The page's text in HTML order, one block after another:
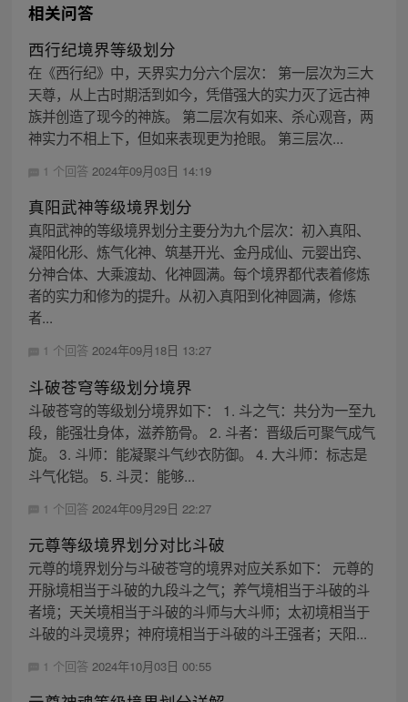
相关问答
西行纪境界等级划分
在《西行纪》中，天界实力分六个层次： 第一层次为三大
天尊，从上古时期活到如今，凭借强大的实力灭了远古神
族并创造了现今的神族。 第二层次有如来、杀心观音，两
神实力不相上下，但如来表现更为抢眼。 第三层次...
1 个回答 2024年09月03日 14:19
真阳武神等级境界划分
真阳武神的等级境界划分主要分为九个层次：初入真阳、
凝阳化形、炼气化神、筑基开光、金丹成仙、元婴出窍、
分神合体、大乘渡劫、化神圆满。每个境界都代表着修炼
者的实力和修为的提升。从初入真阳到化神圆满，修炼
者...
1 个回答 2024年09月18日 13:27
斗破苍穹等级划分境界
斗破苍穹的等级划分境界如下： 1. 斗之气：共分为一至九
段，能强壮身体，滋养筋骨。 2. 斗者：晋级后可聚气成气
旋。 3. 斗师：能凝聚斗气纱衣防御。 4. 大斗师：标志是
斗气化铠。 5. 斗灵：能够...
1 个回答 2024年09月29日 22:27
元尊等级境界划分对比斗破
元尊的境界划分与斗破苍穹的境界对应关系如下： 元尊的
开脉境相当于斗破的九段斗之气；养气境相当于斗破的斗
者境；天关境相当于斗破的斗师与大斗师；太初境相当于
斗破的斗灵境界；神府境相当于斗破的斗王强者；天阳...
1 个回答 2024年10月03日 00:55